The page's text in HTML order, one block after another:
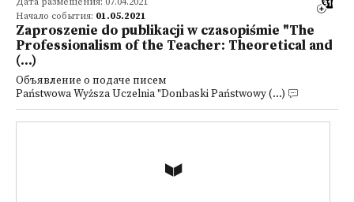
Начало события: 01.05.2021
Zaproszenie do publikacji w czasopiśmie "The
Professionalism of the Teacher: Theoretical and
(...)
Объявление о подаче писем
Państwowa Wyższa Uczelnia "Donbaski Państwowy (...)